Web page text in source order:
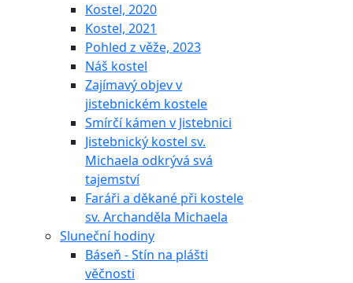
Kostel, 2020
Kostel, 2021
Pohled z věže, 2023
Náš kostel
Zajímavý objev v
jistebnickém kostele
Smírčí kámen v Jistebnici
Jistebnický kostel sv.
Michaela odkrývá svá
tajemství
Faráři a děkané při kostele
sv. Archanděla Michaela
Sluneční hodiny
Báseň - Stín na plášti
věčnosti